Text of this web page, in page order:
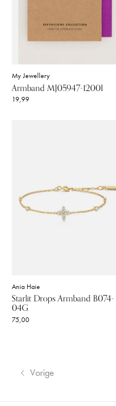
My Jewellery
Armband MJ05947-1200I
19,99
Ania Haie
Starlit Drops Armband B074-
04G
75,00
Vorige